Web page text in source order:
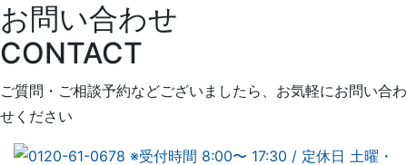
お問い合わせ
CONTACT
ご質問・ご相談予約などございましたら、お気軽にお問い合わ
せください